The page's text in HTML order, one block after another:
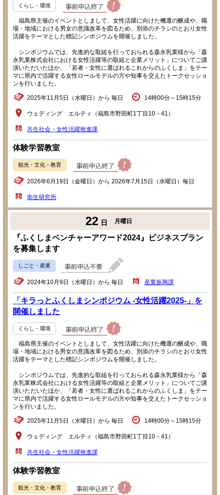
くらし・環境
福島県主催のイベントとしまして、女性活躍に向けた機運の醸成や、職
場・地域における男女の意識改革を図るため、別添のチラシのとおり女性
活躍をテーマとした標記シンポジウムを開催しました。
シンポジウムでは、先進的な取組を行っておられる森永乳業様から「森
永乳業株式会社における女性活躍等の取組と企業メリット」についてご講
演いただいたほか、「若者・女性に選ばれるこれからのふくしま」をテー
マに県内で活躍する女性ロールモデルの方や知事を交えたトークセッショ
ンを行いました。
2025年11月5日（水曜日）から 毎日 14時00分～15時15分
ウェディング エルティ（福島市野田町1丁目10－41）
共生社会・女性活躍推進課
体験学習教室
観光・文化・教育
2026年6月19日（金曜日）から 2026年7月15日（水曜日）毎日
衛生研究所
22 日 月曜日
『ふくしまベンチャーアワード2024』ビジネスプラン
を募集します
しごと・産業
2024年10月9日（水曜日）から 毎日 産業振興課
「キラっとふくしまシンポジウム -女性活躍2025-」を
開催しました
くらし・環境
福島県主催のイベントとしまして、女性活躍に向けた機運の醸成や、職
場・地域における男女の意識改革を図るため、別添のチラシのとおり女性
活躍をテーマとした標記シンポジウムを開催しました。
シンポジウムでは、先進的な取組を行っておられる森永乳業様から「森
永乳業株式会社における女性活躍等の取組と企業メリット」についてご講
演いただいたほか、「若者・女性に選ばれるこれからのふくしま」をテー
マに県内で活躍する女性ロールモデルの方や知事を交えたトークセッショ
ンを行いました。
2025年11月5日（水曜日）から 毎日 14時00分～15時15分
ウェディング エルティ（福島市野田町1丁目10－41）
共生社会・女性活躍推進課
体験学習教室
観光・文化・教育